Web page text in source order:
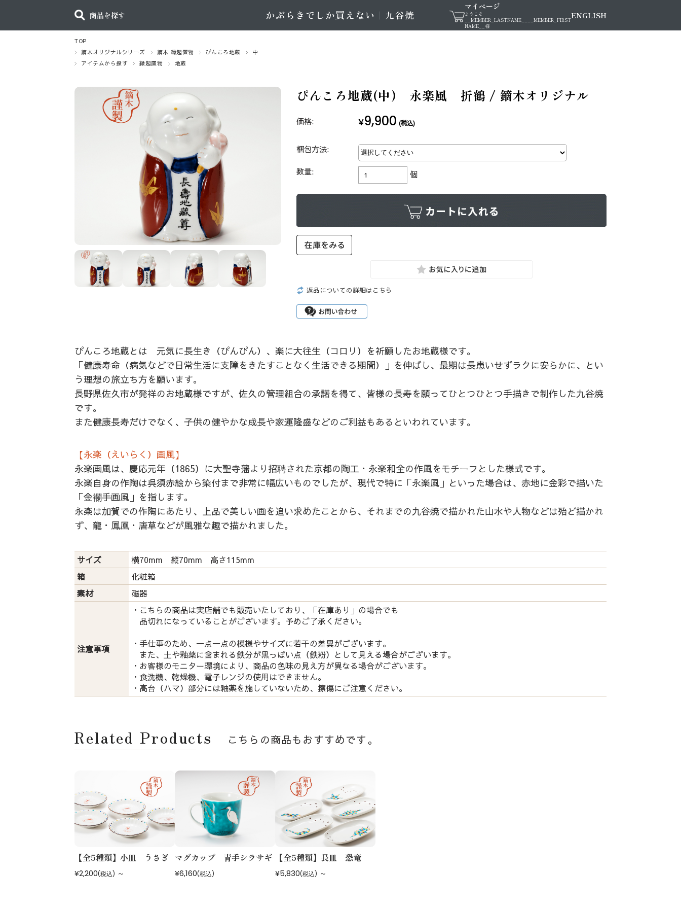
商品を探す
マイページ
ようこそ
__MEMBER_LASTNAME__
__MEMBER_FIRST
NAME__ 様
ENGLISH
TOP
鏑木オリジナルシリーズ
鏑木 縁起置物 ぴんころ地蔵
中
アイテムから探す
縁起置物 地蔵
ぴんころ地蔵(中) 永楽風 折鶴 / 鏑木オリジナル
価格: ¥9,900 (税込)
梱包方法:
数量: 個
返品についての詳細はこちら
ぴんころ地蔵とは 元気に長生き（ぴんぴん）、楽に大往生（コロリ）を祈願したお地蔵様です。
「健康寿命（病気などで日常生活に支障をきたすことなく生活できる期間）」を伸ばし、最期は長患いせずラクに安らかに、とい
う理想の旅立ち方を願います。
長野県佐久市が発祥のお地蔵様ですが、佐久の管理組合の承諾を得て、皆様の長寿を願ってひとつひとつ手描きで制作した九谷焼
です。
また健康長寿だけでなく、子供の健やかな成長や家運隆盛などのご利益もあるといわれています。
【永楽（えいらく）画風】
永楽画風は、慶応元年（1865）に大聖寺藩より招聘された京都の陶工・永楽和全の作風をモチーフとした様式です。
永楽自身の作陶は呉須赤絵から染付まで非常に幅広いものでしたが、現代で特に「永楽風」といった場合は、赤地に金彩で描いた
「金襴手画風」を指します。
永楽は加賀での作陶にあたり、上品で美しい画を追い求めたことから、それまでの九谷焼で描かれた山水や人物などは殆ど描かれ
ず、龍・鳳凰・唐草などが風雅な趣で描かれました。
サイズ
横70mm 縦70mm 高さ115mm
箱
化粧箱
素材
磁器
注意事項
・こちらの商品は実店舗でも販売いたしており、「在庫あり」の場合でも
品切れになっていることがございます。予めご了承ください。
・手仕事のため、一点一点の模様やサイズに若干の差異がございます。
また、土や釉薬に含まれる鉄分が黒っぽい点（鉄粉）として見える場合がございます。
・お客様のモニター環境により、商品の色味の見え方が異なる場合がございます。
・食洗機、乾燥機、電子レンジの使用はできません。
・高台（ハマ）部分には釉薬を施していないため、擦傷にご注意ください。
Related Products
【全5種類】小皿 うさぎ
¥2,200(税込) ～
マグカップ 青手シラサギ
¥6,160(税込)
【全5種類】長皿 恐竜
¥5,830(税込) ～